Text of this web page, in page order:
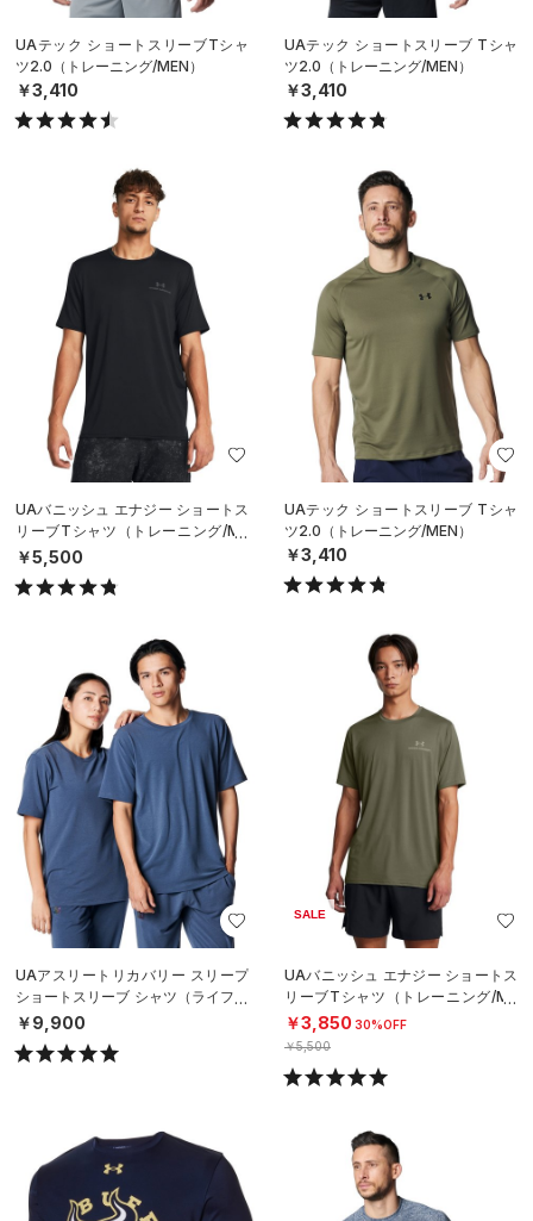
UAテック ショートスリーブTシャ
ツ2.0（トレーニング/MEN）
￥3,410
UAテック ショートスリーブ Tシャ
ツ2.0（トレーニング/MEN）
￥3,410
UAバニッシュ エナジー ショートス
リーブTシャツ（トレーニング/ME
N）
￥5,500
UAテック ショートスリーブ Tシャ
ツ2.0（トレーニング/MEN）
￥3,410
UAアスリートリカバリー スリープ
ショートスリーブ シャツ（ライフス
タイル/UNISEX）
￥9,900
SALE
UAバニッシュ エナジー ショートス
リーブTシャツ（トレーニング/ME
N）
￥3,850 30%OFF
￥5,500